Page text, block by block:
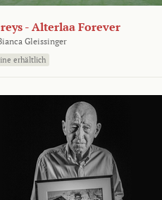
- Alterlaa Forever
Gleissinger
erhältlich